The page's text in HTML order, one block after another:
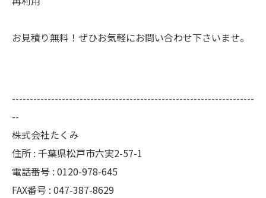
お見積り無料！ぜひお気軽にお問い合わせ下さいませ。
--------------------------------------------------------------------
--
株式会社たくみ
住所 : 千葉県松戸市六実2-57-1
電話番号 : 0120-978-645
FAX番号 : 047-387-8629